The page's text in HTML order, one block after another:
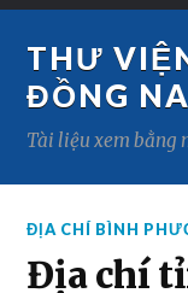
THƯ
ĐỒNG
Tài liệu xem bằng
ĐỊA CHÍ BÌNH
Địa chí